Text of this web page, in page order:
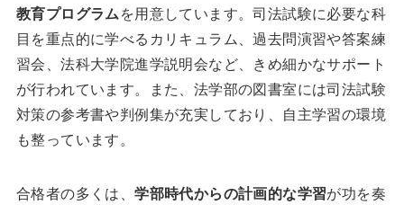
教育プログラムを用意しています。司法試験に必要な科
目を重点的に学べるカリキュラム、過去問演習や答案練
習会、法科大学院進学説明会など、きめ細かなサポート
が行われています。また、法学部の図書室には司法試験
対策の参考書や判例集が充実しており、自主学習の環境
も整っています。
合格者の多くは、学部時代からの計画的な学習が功を奏